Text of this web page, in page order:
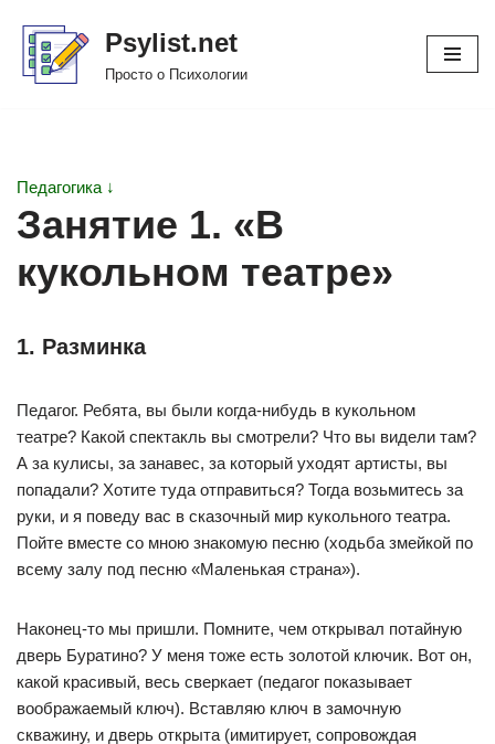
Перейти
Psylist.net
Просто о Психологии
Педагогика ↓
Занятие 1. «В
кукольном театре»
1. Разминка
Педагог. Ребята, вы были когда-нибудь в кукольном
театре? Какой спектакль вы смотрели? Что вы видели там?
А за кулисы, за занавес, за который уходят артисты, вы
попадали? Хотите туда отправиться? Тогда возьмитесь за
руки, и я поведу вас в сказочный мир кукольного театра.
Пойте вместе со мною знакомую песню (ходьба змейкой по
всему залу под песню «Маленькая страна»).
Наконец-то мы пришли. Помните, чем открывал потайную
дверь Буратино? У меня тоже есть золотой ключик. Вот он,
какой красивый, весь сверкает (педагог показывает
воображаемый ключ). Вставляю ключ в замочную
скважину, и дверь открыта (имитирует, сопровождая